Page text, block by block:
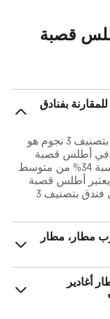
قصبة
بفنادق
في أغادير، يبلغ متوسط ​​سعر الليلة للفنادق بتصنيف 3 نجوم هو
في أطلس قصبة
إكولودج حوالي 550 ﷼ وهو سعر أرخص بنسبة 34% من متوسط
الأسعار في المدينة. في HotelsCombined يعتبر أطلس قصبة
إكولودج صفقة جيدة إذا كنت تود الإقامة في فندق بتصنيف 3
مطار، مطار
أغادير